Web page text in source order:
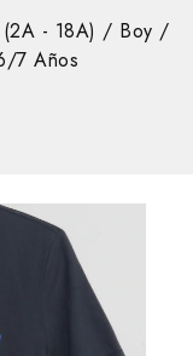
- 18A) / Boy /
7 Años